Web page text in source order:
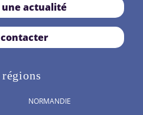
actualité
NORMANDIE